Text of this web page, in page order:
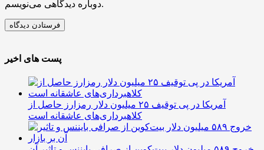
دوباره دیدگاهی می‌نویسم.
پست های اخیر
آمریکا در پی توقیف ۲۵ میلیون دلار رمزارز حاصل از
کلاهبرداری‌های عاشقانه است